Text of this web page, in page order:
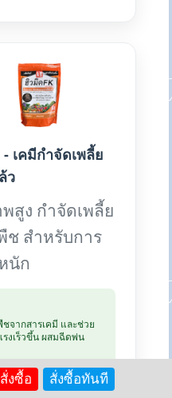
- เคมีกำจัดเพลี้ย
ว
สูง กำจัดเพลี้ย
สำหรับการ
นัก
จากสารเคมี และช่วย
งเร็วขึ้น ผสมฉีดพ่น
ท | ฮิวมิค 1kg:
งซื้อ สั่งซื้อทันที